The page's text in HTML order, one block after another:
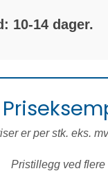
10-14 dager.
er per stk. eks.
Pristillegg ved flere